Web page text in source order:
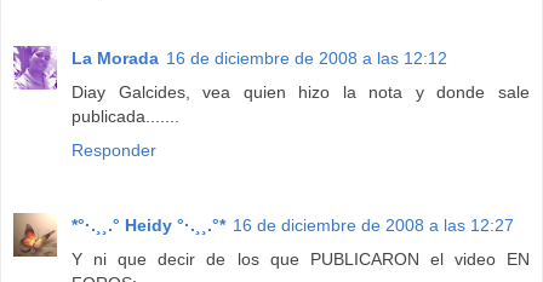
La Morada 16 de diciembre de 2008 a las 12:12
Diay Galcides, vea quien hizo la nota y donde sale
publicada.......
Responder
*°·.¸¸.° Heidy °·.¸¸.°* 16 de diciembre de 2008 a las 12:27
Y ni que decir de los que PUBLICARON el video EN